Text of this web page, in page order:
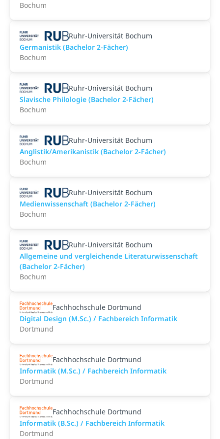
Bochum
Ruhr-Universität Bochum
Germanistik (Bachelor 2-Fächer)
Bochum
Ruhr-Universität Bochum
Slavische Philologie (Bachelor 2-Fächer)
Bochum
Ruhr-Universität Bochum
Anglistik/Amerikanistik (Bachelor 2-Fächer)
Bochum
Ruhr-Universität Bochum
Medienwissenschaft (Bachelor 2-Fächer)
Bochum
Ruhr-Universität Bochum
Allgemeine und vergleichende Literaturwissenschaft
(Bachelor 2-Fächer)
Bochum
Fachhochschule Dortmund
Digital Design (M.Sc.) / Fachbereich Informatik
Dortmund
Fachhochschule Dortmund
Informatik (M.Sc.) / Fachbereich Informatik
Dortmund
Fachhochschule Dortmund
Informatik (B.Sc.) / Fachbereich Informatik
Dortmund